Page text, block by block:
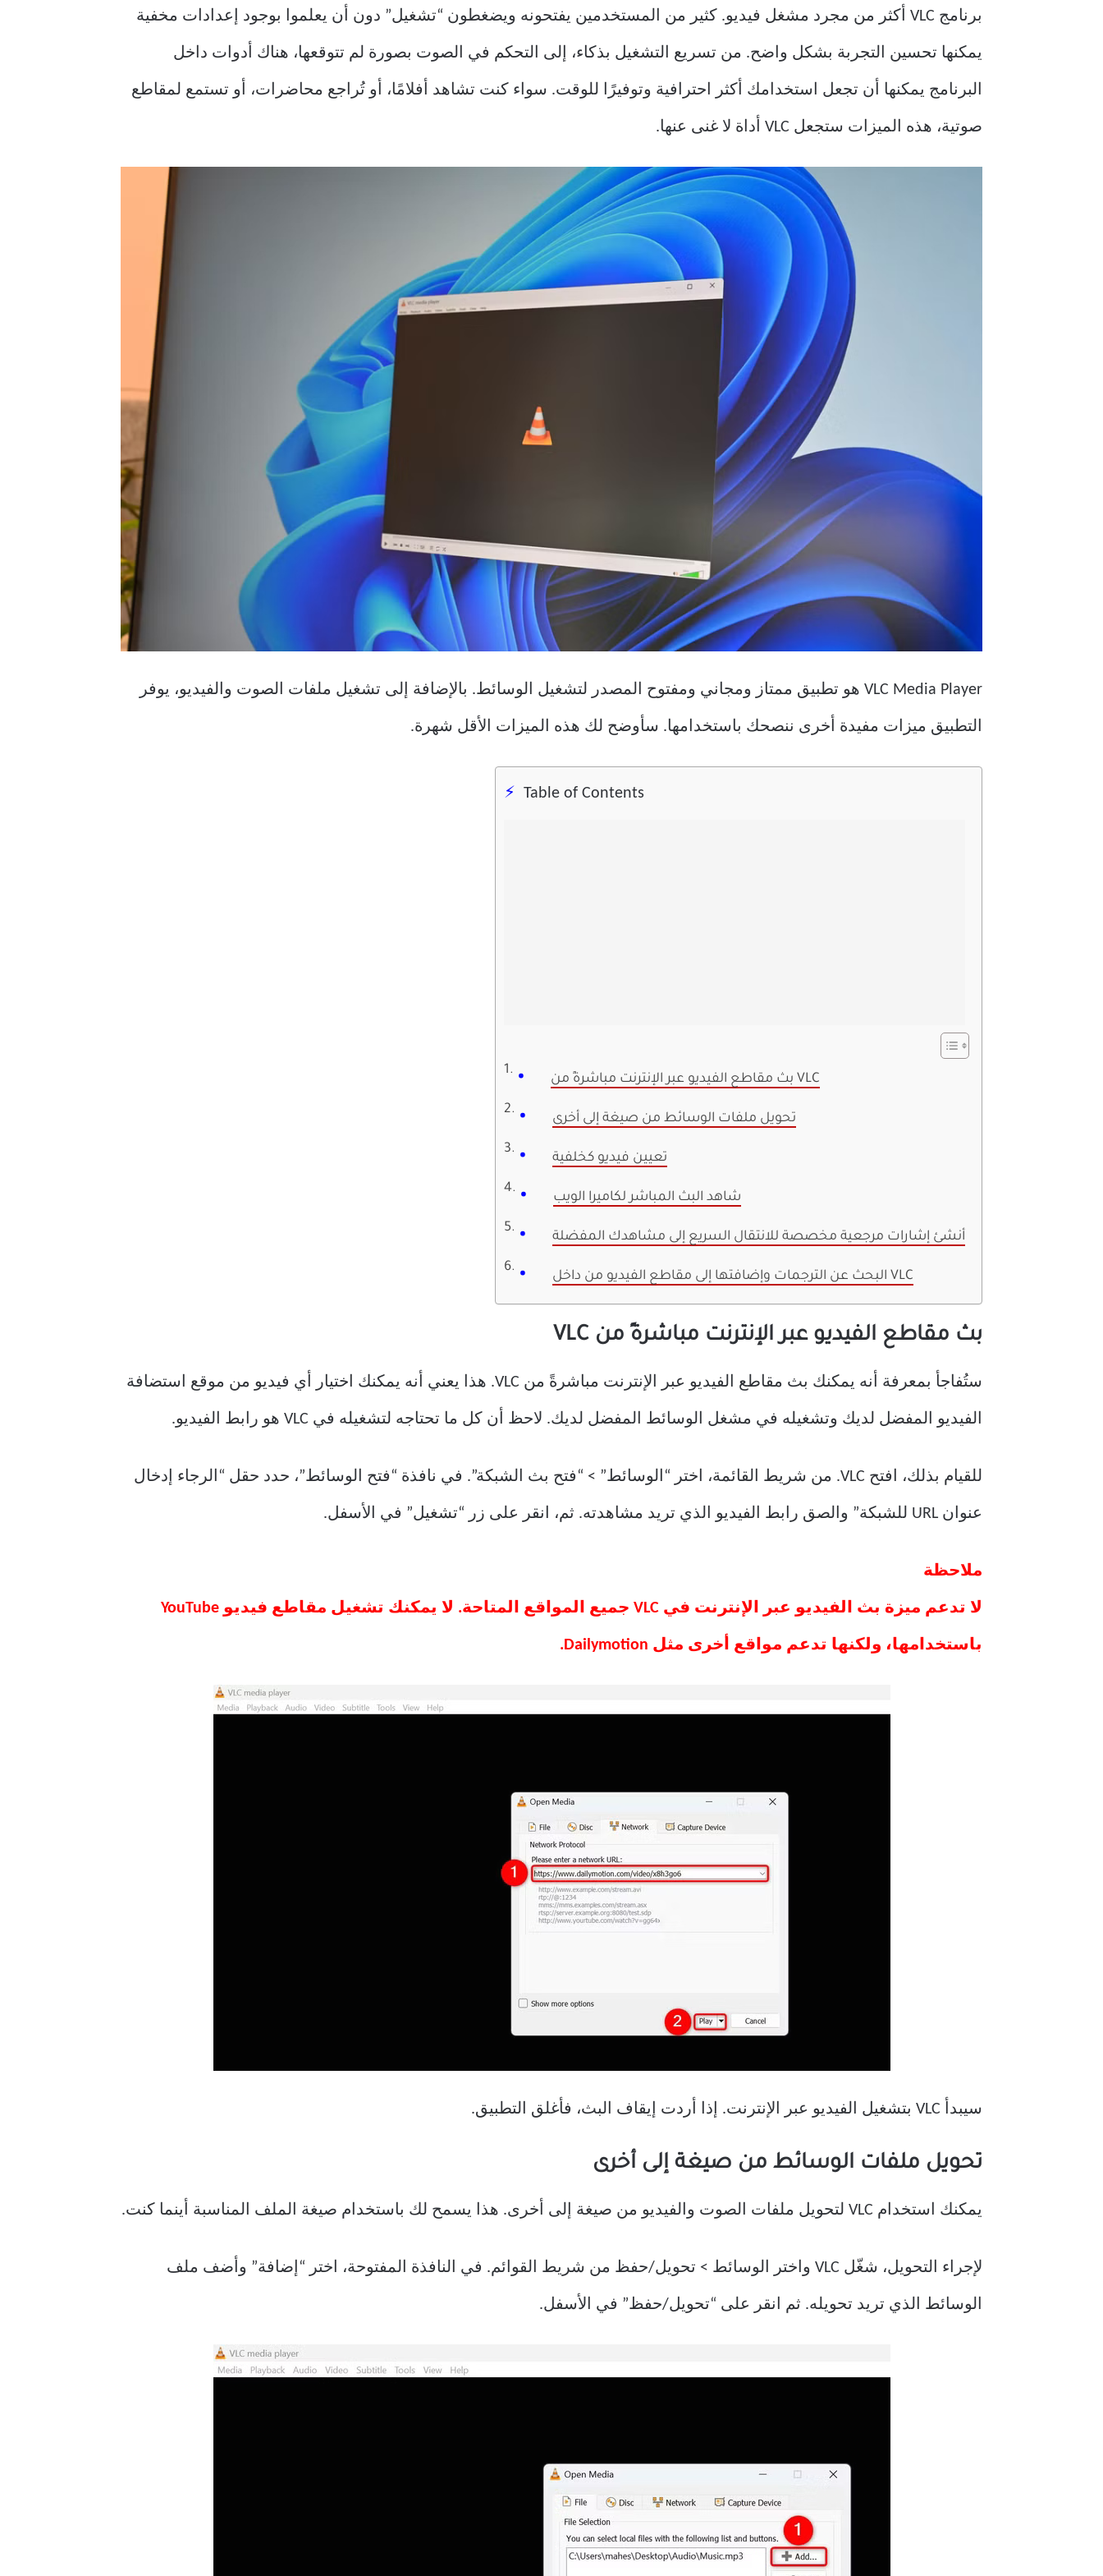
برنامج VLC أكثر من مجرد مشغل فيديو. كثير من المستخدمين يفتحونه ويضغطون “تشغيل” دون أن يعلموا بوجود إعدادات مخفية
يمكنها تحسين التجربة بشكل واضح. من تسريع التشغيل بذكاء، إلى التحكم في الصوت بصورة لم تتوقعها، هناك أدوات داخل
البرنامج يمكنها أن تجعل استخدامك أكثر احترافية وتوفيرًا للوقت. سواء كنت تشاهد أفلامًا، أو تُراجع محاضرات، أو تستمع لمقاطع
صوتية، هذه الميزات ستجعل VLC أداة لا غنى عنها.
VLC Media Player هو تطبيق ممتاز ومجاني ومفتوح المصدر لتشغيل الوسائط. بالإضافة إلى تشغيل ملفات الصوت والفيديو، يوفر
التطبيق ميزات مفيدة أخرى ننصحك باستخدامها. سأوضح لك هذه الميزات الأقل شهرة.
Table of Contents
بث مقاطع الفيديو عبر الإنترنت مباشرةً من VLC
تحويل ملفات الوسائط من صيغة إلى أخرى
تعيين فيديو كخلفية
شاهد البث المباشر لكاميرا الويب
أنشئ إشارات مرجعية مخصصة للانتقال السريع إلى مشاهدك المفضلة
البحث عن الترجمات وإضافتها إلى مقاطع الفيديو من داخل VLC
بث مقاطع الفيديو عبر الإنترنت مباشرةً من VLC
ستُفاجأ بمعرفة أنه يمكنك بث مقاطع الفيديو عبر الإنترنت مباشرةً من VLC. هذا يعني أنه يمكنك اختيار أي فيديو من موقع استضافة
الفيديو المفضل لديك وتشغيله في مشغل الوسائط المفضل لديك. لاحظ أن كل ما تحتاجه لتشغيله في VLC هو رابط الفيديو.
للقيام بذلك، افتح VLC. من شريط القائمة، اختر “الوسائط” > “فتح بث الشبكة”. في نافذة “فتح الوسائط”، حدد حقل “الرجاء إدخال
عنوان URL للشبكة” والصق رابط الفيديو الذي تريد مشاهدته. ثم، انقر على زر “تشغيل” في الأسفل.
ملاحظة
لا تدعم ميزة بث الفيديو عبر الإنترنت في VLC جميع المواقع المتاحة. لا يمكنك تشغيل مقاطع فيديو YouTube
باستخدامها، ولكنها تدعم مواقع أخرى مثل Dailymotion.
سيبدأ VLC بتشغيل الفيديو عبر الإنترنت. إذا أردت إيقاف البث، فأغلق التطبيق.
تحويل ملفات الوسائط من صيغة إلى أخرى
يمكنك استخدام VLC لتحويل ملفات الصوت والفيديو من صيغة إلى أخرى. هذا يسمح لك باستخدام صيغة الملف المناسبة أينما كنت.
لإجراء التحويل، شغّل VLC واختر الوسائط > تحويل/حفظ من شريط القوائم. في النافذة المفتوحة، اختر “إضافة” وأضف ملف
الوسائط الذي تريد تحويله. ثم انقر على “تحويل/حفظ” في الأسفل.